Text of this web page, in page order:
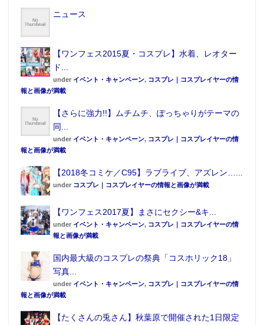
ニュース
【ワンフェス2015夏・コスプレ】水着、レオター
ド...
under イベント・キャンペーン, コスプレ｜コスプレイヤーの情
報と画像が満載
【さらに強力!!】ムチムチ、ぽっちゃりがテーマの
同...
under イベント・キャンペーン, コスプレ｜コスプレイヤーの情
報と画像が満載
【2018冬コミケ／C95】ラブライブ、アズレン…...
under コスプレ｜コスプレイヤーの情報と画像が満載
【ワンフェス2017夏】まさにセクシー&キ...
under イベント・キャンペーン, コスプレ｜コスプレイヤーの情
報と画像が満載
国内最大級のコスプレの祭典「コスホリック18」
写真...
under イベント・キャンペーン, コスプレ｜コスプレイヤーの情
報と画像が満載
【たくさんの兎さん】秋葉原で開催された1日限定